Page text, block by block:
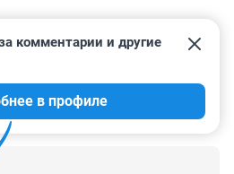
комментарии и другие
в профиле